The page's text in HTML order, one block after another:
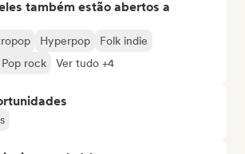
também estão abertos a
Hyperpop
Folk indie
Pop rock Ver tudo +4